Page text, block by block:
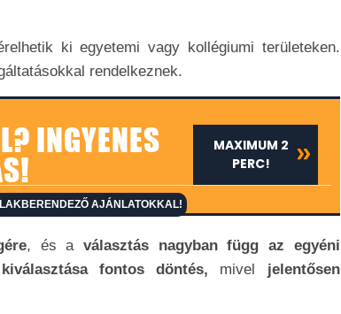
ki egyetemi vagy kollégiumi területeken.
rendelkeznek.
INGYENES
AJÁNLATOKKAL!
MAXIMUM 2
PERC!
, és aválasztás nagyban függ az egyéni
fontos döntés, mivel jelentősen